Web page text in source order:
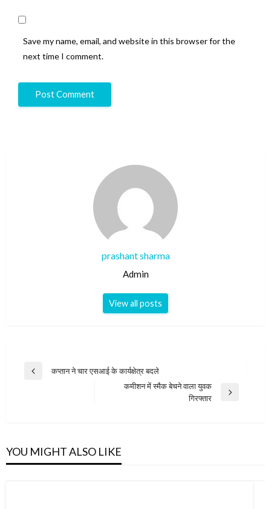
Save my name, email, and website in this browser for the
next time I comment.
prashant sharma
Admin
View all posts
Post
Previous
कप्तान ने चार एसआई के कार्यक्षेत्र बदले
कमीशन में स्मैक बेचने वाला युवक
गिरफ्तार
YOU MIGHT ALSO LIKE